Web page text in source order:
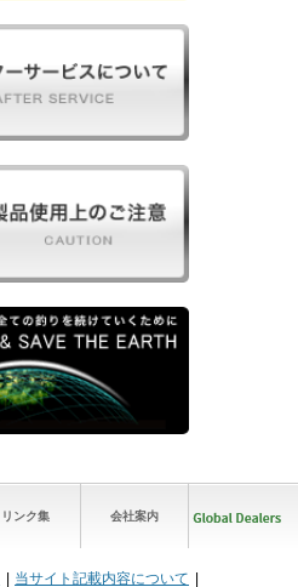
リンク集 会社案内
当サイト記載内容について